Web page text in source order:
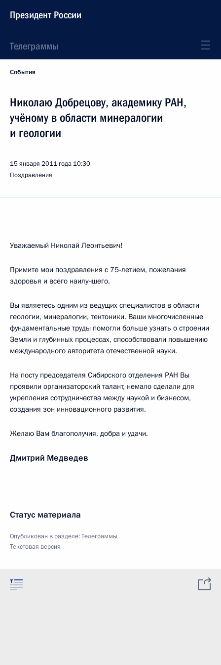
Президент России
Телеграммы
События
Николаю Добрецову, академику РАН,
учёному в области минералогии
и геологии
15 января 2011 года 10:30
Поздравления
Уважаемый Николай Леонтьевич!
Примите мои поздравления с 75-летием, пожелания
здоровья и всего наилучшего.
Вы являетесь одним из ведущих специалистов в области
геологии, минералогии, тектоники. Ваши многочисленные
фундаментальные труды помогли больше узнать о строении
Земли и глубинных процессах, способствовали повышению
международного авторитета отечественной науки.
На посту председателя Сибирского отделения РАН Вы
проявили организаторский талант, немало сделали для
укрепления сотрудничества между наукой и бизнесом,
создания зон инновационного развития.
Желаю Вам благополучия, добра и удачи.
Дмитрий Медведев
Статус материала
Опубликован в разделе:Телеграммы
Текстовая версия